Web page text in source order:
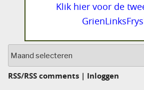
Klik hier voor de
RSS/RSS comments | Inloggen